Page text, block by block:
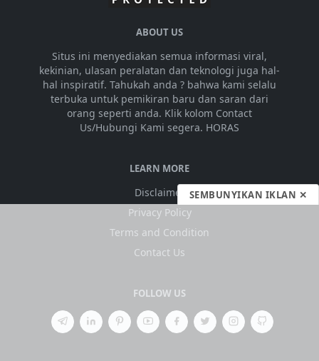
ABOUT US
Situs ini menyediakan semua informasi viral,
kekinian, ulasan peralatan dan teknologi juga hal-
hal inspiratif. Tahukah anda ? bahwa kami selalu
terbuka untuk pemikiran baru dan saran dari
orang seperti anda. Klik kolom Contact
Us/Hubungi Kami segera. HORAS
LEARN MORE
Disclaimer
Privacy Policy
Terms and Condition
Contact Us
FOLLOW US
SEMBUNYIKAN IKLAN ✕